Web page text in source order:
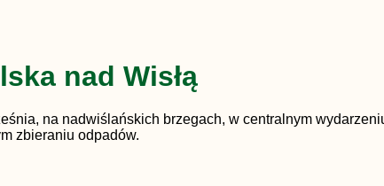
nad Wisłą
na nadwiślańskich brzegach, w centralnym
zbieraniu odpadów.